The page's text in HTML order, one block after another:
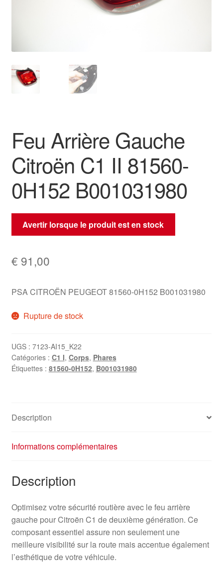
Politique de confidentialité
Procédure de Réclamation
Feu Arrière Gauche
Citroën C1 II 81560-
0H152 B001031980
Avertir lorsque le produit est en stock
€ 91,00
PSA CITROËN PEUGEOT 81560-0H152 B001031980
Rupture de stock
UGS : 7123-AI15_K22
Catégories : C1 I, Corps, Phares
Étiquettes : 81560-0H152, B001031980
Description
Informations complémentaires
Description
Optimisez votre sécurité routière avec le feu arrière
gauche pour Citroën C1 de deuxième génération. Ce
composant essentiel assure non seulement une
meilleure visibilité sur la route mais accentue également
l’esthétique de votre véhicule.